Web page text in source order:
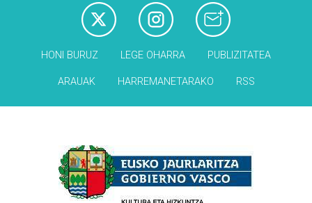
HONI BURUZ LEGE OHARRA PUBLIZITATEA
ARAUAK HARREMANETARAKO RSS